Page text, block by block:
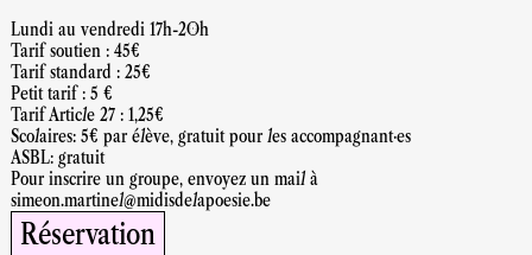
Lundi au vendredi 17h-20h
Tarif soutien : 45€
Tarif standard : 25€
Petit tarif : 5 €
Tarif Article 27 : 1,25€
Scolaires: 5€ par élève, gratuit pour les accompagnant·es
ASBL: gratuit
Pour inscrire un groupe, envoyez un mail à
simeon.martinel@midisdelapoesie.be
Réservation